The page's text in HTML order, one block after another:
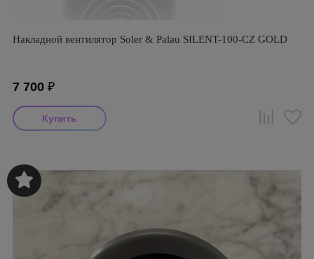
Накладной вентилятор Soler & Palau SILENT-100-CZ GOLD
7 700 ₽